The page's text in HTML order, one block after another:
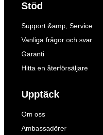
Stöd
Support &amp; Service
Vanliga frågor och svar
Garanti
Hitta en återförsäljare
Upptäck
Om oss
Ambassadörer